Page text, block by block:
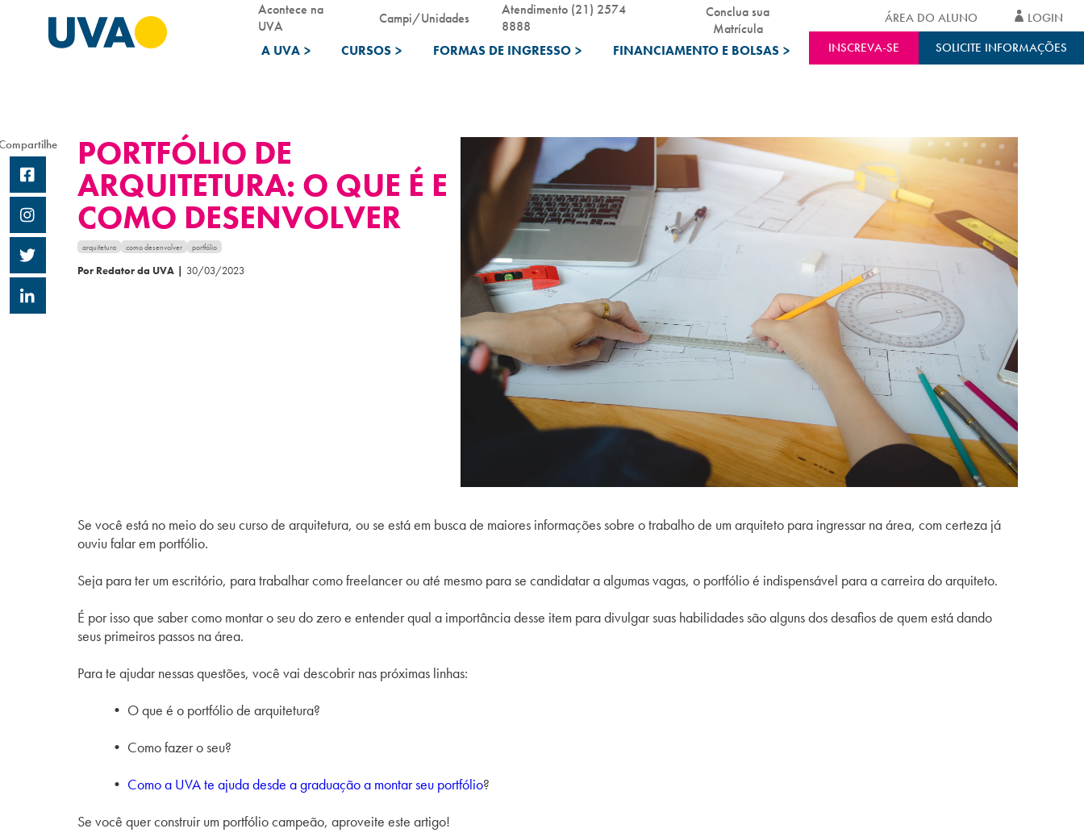
A UVA > CURSOS > FORMAS DE INGRESSO > FINANCIAMENTO E BOLSAS >
Acontece na
UVA
Campi/Unidades
Atendimento (21) 2574
8888
Conclua sua
Matrícula
INSCREVA-SE SOLICITE INFORMAÇÕES
ÁREA DO ALUNO LOGIN
PORTFÓLIO DE
ARQUITETURA: O QUE É E
COMO DESENVOLVER
arquitetura como desenvolver portfólio
Por Redator da UVA | 30/03/2023
Se você está no meio do seu curso de arquitetura, ou se está em busca de maiores informações sobre o trabalho de um arquiteto para ingressar na área, com certeza já
ouviu falar em portfólio.
Seja para ter um escritório, para trabalhar como freelancer ou até mesmo para se candidatar a algumas vagas, o portfólio é indispensável para a carreira do arquiteto.
É por isso que saber como montar o seu do zero e entender qual a importância desse item para divulgar suas habilidades são alguns dos desafios de quem está dando
seus primeiros passos na área.
Para te ajudar nessas questões, você vai descobrir nas próximas linhas:
• O que é o portfólio de arquitetura?
• Como fazer o seu?
• Como a UVA te ajuda desde a graduação a montar seu portfólio?
Se você quer construir um portfólio campeão, aproveite este artigo!